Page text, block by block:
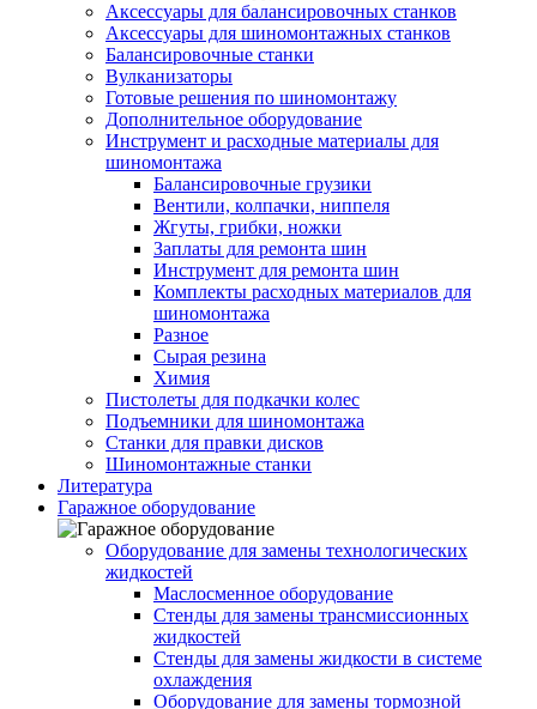
Аксессуары для балансировочных станков
Аксессуары для шиномонтажных станков
Балансировочные станки
Вулканизаторы
Готовые решения по шиномонтажу
Дополнительное оборудование
Инструмент и расходные материалы для
шиномонтажа
Балансировочные грузики
Вентили, колпачки, ниппеля
Жгуты, грибки, ножки
Заплаты для ремонта шин
Инструмент для ремонта шин
Комплекты расходных материалов для
шиномонтажа
Разное
Сырая резина
Химия
Пистолеты для подкачки колес
Подъемники для шиномонтажа
Станки для правки дисков
Шиномонтажные станки
Литература
Гаражное оборудование
Оборудование для замены технологических
жидкостей
Маслосменное оборудование
Стенды для замены трансмиссионных
жидкостей
Стенды для замены жидкости в системе
охлаждения
Оборудование для замены тормозной